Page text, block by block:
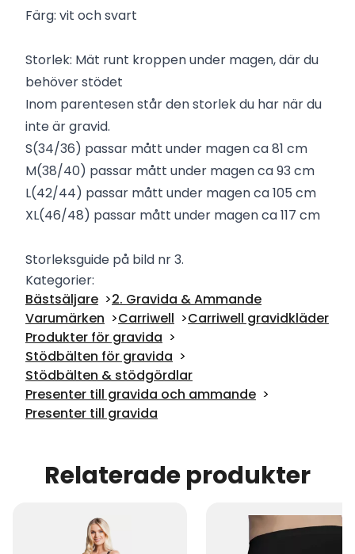
Färg: vit och svart
Storlek: Mät runt kroppen under magen, där du
behöver stödet
Inom parentesen står den storlek du har när du
inte är gravid.
S(34/36) passar mått under magen ca 81 cm
M(38/40) passar mått under magen ca 93 cm
L(42/44) passar mått under magen ca 105 cm
XL(46/48) passar mått under magen ca 117 cm
Storleksguide på bild nr 3.
Kategorier:
Bästsäljare
2. Gravida & Ammande
Varumärken
Carriwell
Carriwell gravidkläder
Produkter för gravida
Stödbälten för gravida
Stödbälten & stödgördlar
Presenter till gravida och ammande
Presenter till gravida
Relaterade produkter